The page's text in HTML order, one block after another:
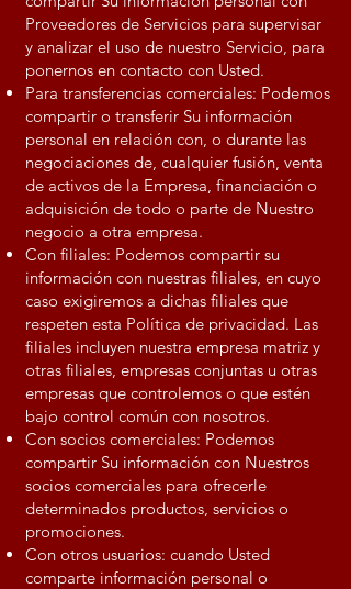
Proveedores de Servicios para supervisar
y analizar el uso de nuestro Servicio, para
ponernos en contacto con Usted.
Para transferencias comerciales: Podemos
compartir o transferir Su información
personal en relación con, o durante las
negociaciones de, cualquier fusión, venta
de activos de la Empresa, financiación o
adquisición de todo o parte de Nuestro
negocio a otra empresa.
Con filiales: Podemos compartir su
información con nuestras filiales, en cuyo
caso exigiremos a dichas filiales que
respeten esta Política de privacidad. Las
filiales incluyen nuestra empresa matriz y
otras filiales, empresas conjuntas u otras
empresas que controlemos o que estén
bajo control común con nosotros.
Con socios comerciales: Podemos
compartir Su información con Nuestros
socios comerciales para ofrecerle
determinados productos, servicios o
promociones.
Con otros usuarios: cuando Usted
comparte información personal o